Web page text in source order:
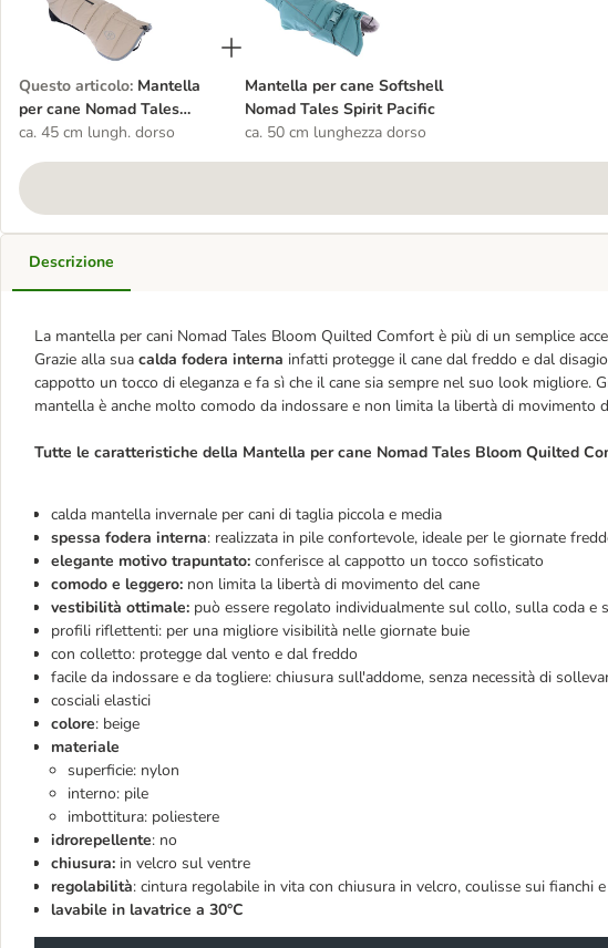
Questo articolo: Mantella
per cane Nomad Tales
Bloom Quilted Comfort
ca. 45 cm lungh. dorso
Mantella per cane Softshell
Nomad Tales Spirit Pacific
ca. 50 cm lunghezza dorso
Descrizione
La mantella per cani Nomad Tales Bloom Quilted Comfort è più di un semplice
Grazie alla sua calda fodera interna infatti protegge il cane dal freddo e dal
cappotto un tocco di eleganza e fa sì che il cane sia sempre nel suo look migliore.
mantella è anche molto comodo da indossare e non limita la libertà di movimento
Tutte le caratteristiche della Mantella per cane Nomad Tales Bloom Quilted
calda mantella invernale per cani di taglia piccola e media
spessa fodera interna: realizzata in pile confortevole, ideale per le giornate
elegante motivo trapuntato: conferisce al cappotto un tocco sofisticato
comodo e leggero: non limita la libertà di movimento del cane
vestibilità ottimale: può essere regolato individualmente sul collo, sulla coda e
profili riflettenti: per una migliore visibilità nelle giornate buie
con colletto: protegge dal vento e dal freddo
facile da indossare e da togliere: chiusura sull'addome, senza necessità di
cosciali elastici
colore: beige
materiale
superficie: nylon
interno: pile
imbottitura: poliestere
idrorepellente: no
chiusura: in velcro sul ventre
regolabilità: cintura regolabile in vita con chiusura in velcro, coulisse sui fianchi
lavabile in lavatrice a 30°C